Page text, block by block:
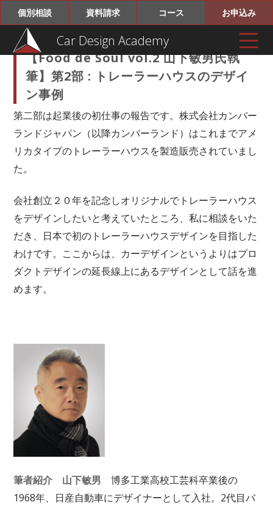
Car Design Academy
個別相談 資料請求 コース お申込み
【Food de Soul vol.2 山下敏男氏執
筆】第2部 : トレーラーハウスのデザイ
ン事例
第二部は起業後の初仕事の報告です。株式会社カンバー
ランドジャパン（以降カンバーランド）はこれまでアメ
リカタイプのトレーラーハウスを製造販売されていまし
た。
会社創立２０年を記念しオリジナルでトレーラーハウス
をデザインしたいと考えていたところ、私に相談をいた
だき、日本で初のトレーラーハウスデザインを目指した
わけです。ここからは、カーデザインというよりはプロ
ダクトデザインの延長線上にあるデザインとして話を進
めます。
筆者紹介 山下敏男 博多工業高校工芸科卒業後の
1968年、日産自動車にデザイナーとして入社。2代目バ